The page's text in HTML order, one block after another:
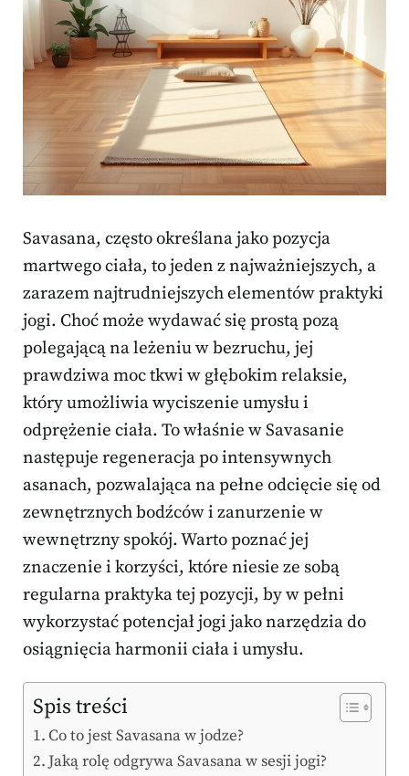
Savasana, często określana jako pozycja
martwego ciała, to jeden z najważniejszych, a
zarazem najtrudniejszych elementów praktyki
jogi. Choć może wydawać się prostą pozą
polegającą na leżeniu w bezruchu, jej
prawdziwa moc tkwi w głębokim relaksie,
który umożliwia wyciszenie umysłu i
odprężenie ciała. To właśnie w Savasanie
następuje regeneracja po intensywnych
asanach, pozwalająca na pełne odcięcie się od
zewnętrznych bodźców i zanurzenie w
wewnętrzny spokój. Warto poznać jej
znaczenie i korzyści, które niesie ze sobą
regularna praktyka tej pozycji, by w pełni
wykorzystać potencjał jogi jako narzędzia do
osiągnięcia harmonii ciała i umysłu.
Spis treści
Co to jest Savasana w jodze?
Jaką rolę odgrywa Savasana w sesji jogi?